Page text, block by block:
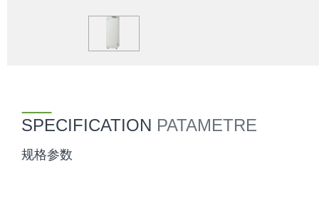
SPECIFICATION PATAMETRE
规格参数